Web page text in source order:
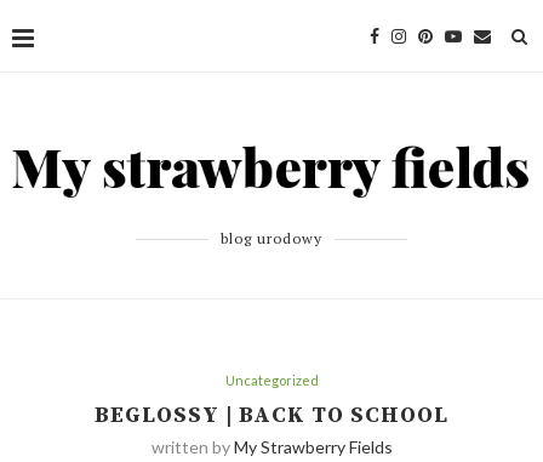
blog urodowy
Uncategorized
BEGLOSSY | BACK TO SCHOOL
written byMy Strawberry Fields